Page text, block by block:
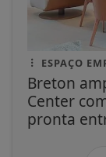
ESPAÇO
Breton
Center
pronta